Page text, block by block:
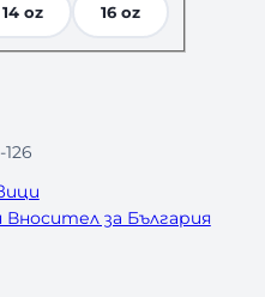
14 oz 16 oz
за България